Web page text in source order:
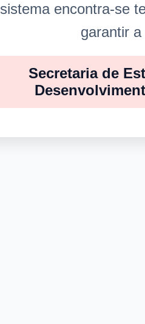
sistema encontra-se
garantir
Secretaria de